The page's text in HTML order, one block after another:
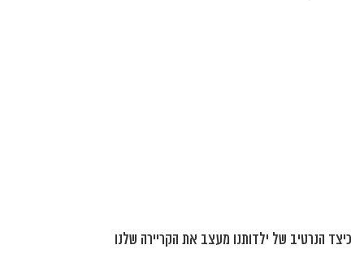
כיצד הנרטיב של ילדותנו מעצב את הקריירה שלנו